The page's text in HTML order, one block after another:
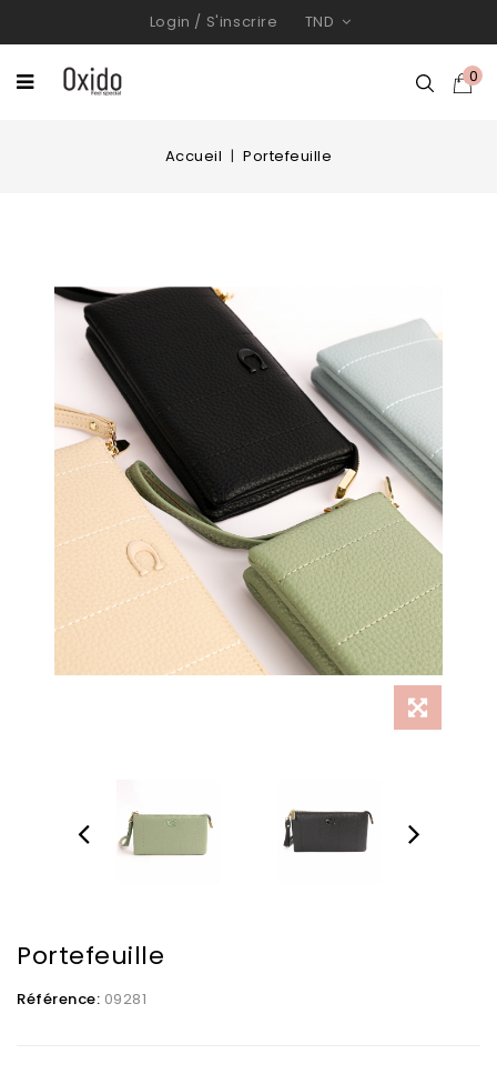
Login / S'inscrire TND
0
Accueil Portefeuille
Portefeuille
Référence: 09281